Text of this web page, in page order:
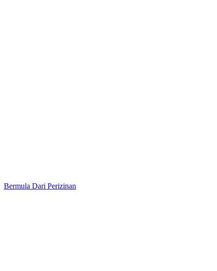
Bermula Dari Perizinan